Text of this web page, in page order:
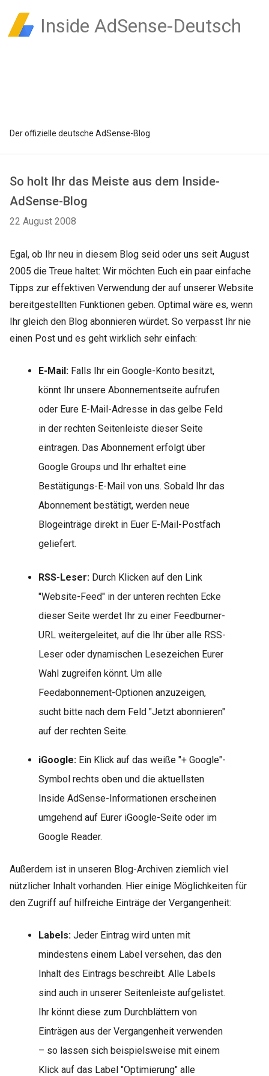
Inside AdSense-Deutsch
Der offizielle deutsche AdSense-Blog
So holt Ihr das Meiste aus dem Inside-
AdSense-Blog
22 August 2008
Egal, ob Ihr neu in diesem Blog seid oder uns seit August
2005 die Treue haltet: Wir möchten Euch ein paar einfache
Tipps zur effektiven Verwendung der auf unserer Website
bereitgestellten Funktionen geben. Optimal wäre es, wenn
Ihr gleich den Blog abonnieren würdet. So verpasst Ihr nie
einen Post und es geht wirklich sehr einfach:
E-Mail: Falls Ihr ein Google-Konto besitzt,
könnt Ihr unsere Abonnementseite aufrufen
oder Eure E-Mail-Adresse in das gelbe Feld
in der rechten Seitenleiste dieser Seite
eintragen. Das Abonnement erfolgt über
Google Groups und Ihr erhaltet eine
Bestätigungs-E-Mail von uns. Sobald Ihr das
Abonnement bestätigt, werden neue
Blogeinträge direkt in Euer E-Mail-Postfach
geliefert.
RSS-Leser: Durch Klicken auf den Link
"Website-Feed" in der unteren rechten Ecke
dieser Seite werdet Ihr zu einer Feedburner-
URL weitergeleitet, auf die Ihr über alle RSS-
Leser oder dynamischen Lesezeichen Eurer
Wahl zugreifen könnt. Um alle
Feedabonnement-Optionen anzuzeigen,
sucht bitte nach dem Feld "Jetzt abonnieren"
auf der rechten Seite.
iGoogle: Ein Klick auf das weiße "+ Google"-
Symbol rechts oben und die aktuellsten
Inside AdSense-Informationen erscheinen
umgehend auf Eurer iGoogle-Seite oder im
Google Reader.
Außerdem ist in unseren Blog-Archiven ziemlich viel
nützlicher Inhalt vorhanden. Hier einige Möglichkeiten für
den Zugriff auf hilfreiche Einträge der Vergangenheit:
Labels: Jeder Eintrag wird unten mit
mindestens einem Label versehen, das den
Inhalt des Eintrags beschreibt. Alle Labels
sind auch in unserer Seitenleiste aufgelistet.
Ihr könnt diese zum Durchblättern von
Einträgen aus der Vergangenheit verwenden
– so lassen sich beispielsweise mit einem
Klick auf das Label "Optimierung" alle